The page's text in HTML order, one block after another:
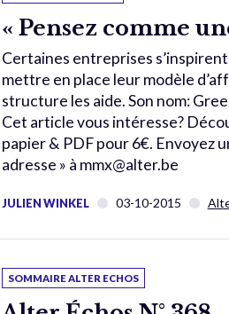
« Pensez comme
Certaines entreprises
mettre en place leur modèle
structure les aide. Son nom:
Cet article vous intéresse?
papier & PDF pour 6€. Envoyez
adresse » à mmx@alter.be
JULIEN WINKEL 03-10-2015
SOMMAIRE ALTER ECHOS